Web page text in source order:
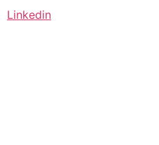
Linkedin